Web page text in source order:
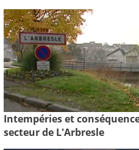
Intempéries et
secteur de L'Arbresle